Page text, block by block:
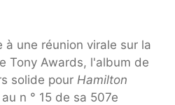
à une réunion virale sur la
Tony Awards, l'album de
solide pour Hamilton
n ° 15 de sa 507e